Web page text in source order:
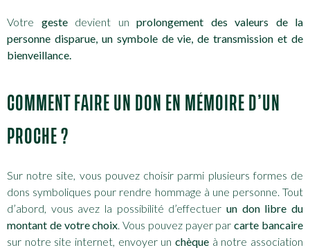
Votre geste devient un prolongement des valeurs de la
personne disparue, un symbole de vie, de transmission et de
bienveillance.
COMMENT FAIRE UN DON EN MÉMOIRE D’UN
PROCHE ?
Sur notre site, vous pouvez choisir parmi plusieurs formes de
dons symboliques pour rendre hommage à une personne. Tout
d’abord, vous avez la possibilité d’effectuer un don libre du
montant de votre choix. Vous pouvez payer parcarte bancaire
sur notre site internet, envoyer un chèque à notre association